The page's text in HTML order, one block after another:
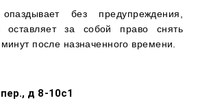
без предупреждения,
оставляет за собой право снять
после назначенного времени.
д 8-10с1